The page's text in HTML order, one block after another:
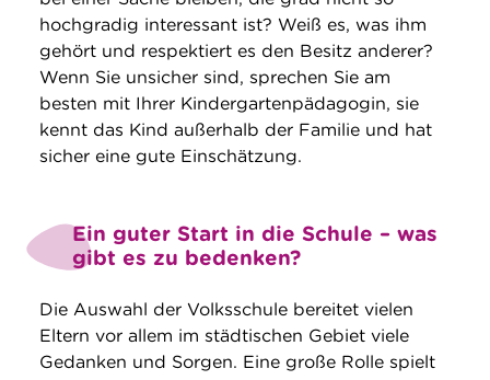
hochgradig interessant ist? Weiß es, was ihm
gehört und respektiert es den Besitz anderer?
Wenn Sie unsicher sind, sprechen Sie am
besten mit Ihrer Kindergartenpädagogin, sie
kennt das Kind außerhalb der Familie und hat
sicher eine gute Einschätzung.
Ein guter Start in die Schule – was
gibt es zu bedenken?
Die Auswahl der Volksschule bereitet vielen
Eltern vor allem im städtischen Gebiet viele
Gedanken und Sorgen. Eine große Rolle spielt